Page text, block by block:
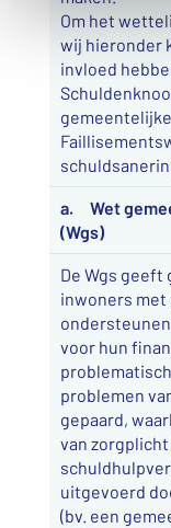
Om het
wij hieronder
invloed
a. Wet
(Wgs)
De Wgs
inwoners
voor hun
problemen
gepaard,
van
uitgevoerd
(bv. een